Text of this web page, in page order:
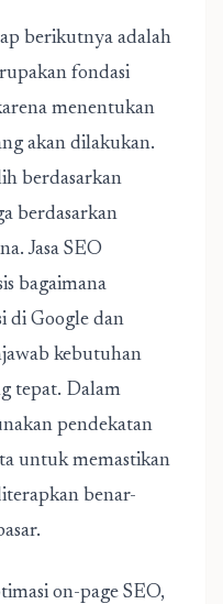
berikutnya adalah
fondasi
menentukan
akan dilakukan.
berdasarkan
berdasarkan
Jasa SEO
bagaimana
di Google dan
kebutuhan
tepat. Dalam
pendekatan
untuk memastikan
benar-
on-page SEO,